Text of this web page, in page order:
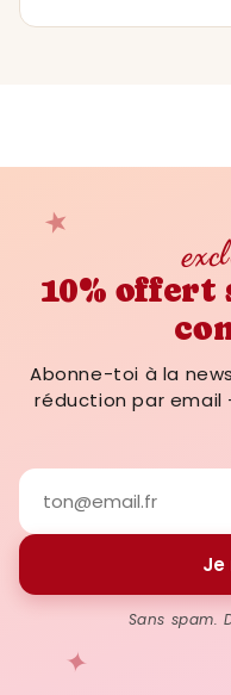
répond dans
★
✦
10% offert
Abonne-toi à la
réduction par email
Je
Sans spam.